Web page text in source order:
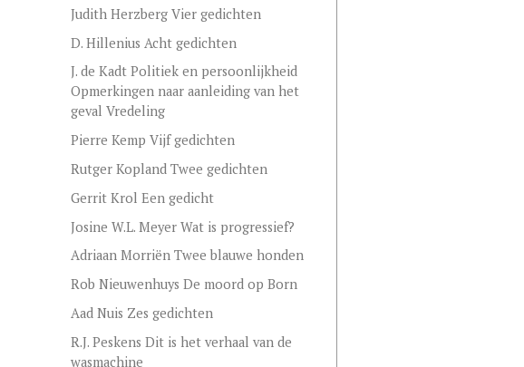
Judith Herzberg Vier gedichten
D. Hillenius Acht gedichten
J. de Kadt Politiek en persoonlijkheid
Opmerkingen naar aanleiding van het
geval Vredeling
Pierre Kemp Vijf gedichten
Rutger Kopland Twee gedichten
Gerrit Krol Een gedicht
Josine W.L. Meyer Wat is progressief?
Adriaan Morriën Twee blauwe honden
Rob Nieuwenhuys De moord op Born
Aad Nuis Zes gedichten
R.J. Peskens Dit is het verhaal van de
wasmachine